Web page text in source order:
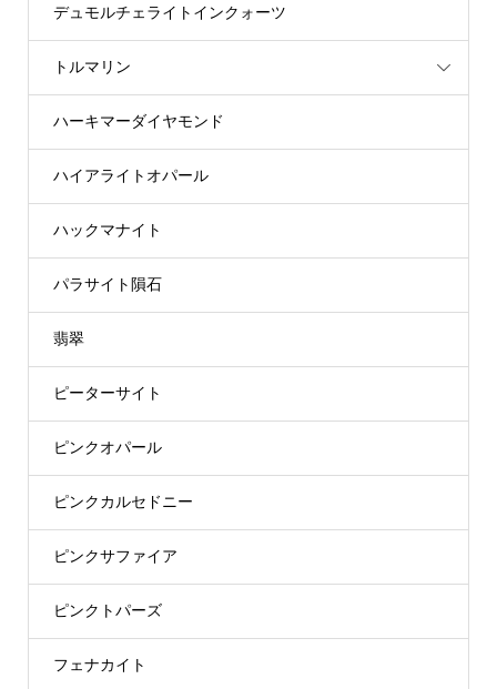
デュモルチェライトインクォーツ
トルマリン
ハーキマーダイヤモンド
ハイアライトオパール
ハックマナイト
パラサイト隕石
翡翠
ピーターサイト
ピンクオパール
ピンクカルセドニー
ピンクサファイア
ピンクトパーズ
フェナカイト